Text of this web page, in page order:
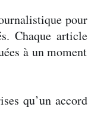
pour
Chaque article
à un moment
qu’un accord